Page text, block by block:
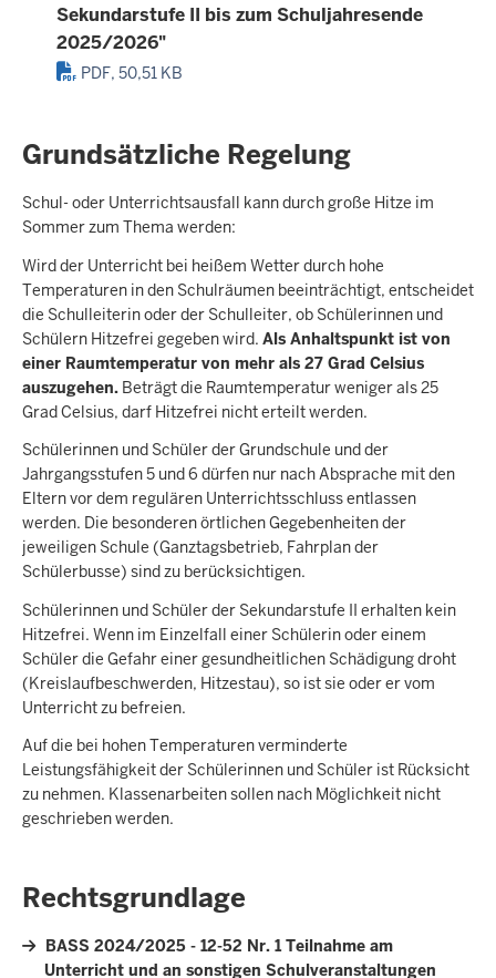
Sekundarstufe II bis zum Schuljahresende
2025/2026"
PDF, 50,51 KB
Grundsätzliche Regelung
Schul- oder Unterrichtsausfall kann durch große Hitze im
Sommer zum Thema werden:
Wird der Unterricht bei heißem Wetter durch hohe
Temperaturen in den Schulräumen beeinträchtigt, entscheidet
die Schulleiterin oder der Schulleiter, ob Schülerinnen und
Schülern Hitzefrei gegeben wird. Als Anhaltspunkt ist von
einer Raumtemperatur von mehr als 27 Grad Celsius
auszugehen. Beträgt die Raumtemperatur weniger als 25
Grad Celsius, darf Hitzefrei nicht erteilt werden.
Schülerinnen und Schüler der Grundschule und der
Jahrgangsstufen 5 und 6 dürfen nur nach Absprache mit den
Eltern vor dem regulären Unterrichtsschluss entlassen
werden. Die besonderen örtlichen Gegebenheiten der
jeweiligen Schule (Ganztagsbetrieb, Fahrplan der
Schülerbusse) sind zu berücksichtigen.
Schülerinnen und Schüler der Sekundarstufe II erhalten kein
Hitzefrei. Wenn im Einzelfall einer Schülerin oder einem
Schüler die Gefahr einer gesundheitlichen Schädigung droht
(Kreislaufbeschwerden, Hitzestau), so ist sie oder er vom
Unterricht zu befreien.
Auf die bei hohen Temperaturen verminderte
Leistungsfähigkeit der Schülerinnen und Schüler ist Rücksicht
zu nehmen. Klassenarbeiten sollen nach Möglichkeit nicht
geschrieben werden.
Rechtsgrundlage
BASS 2024/2025 - 12-52 Nr. 1 Teilnahme am
Unterricht und an sonstigen Schulveranstaltungen